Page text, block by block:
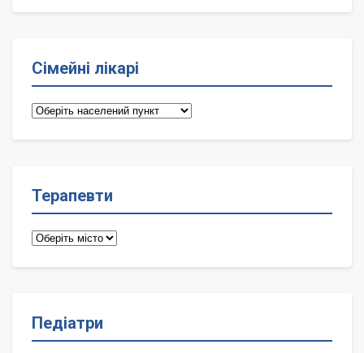
Сімейні лікарі
Сімейні
Терапевти
Терапевти
Педіатри